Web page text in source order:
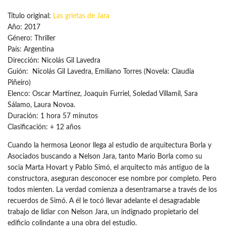
Título original: Las grietas de Jara
Año: 2017
Género: Thriller
País: Argentina
Dirección: Nicolás Gil Lavedra
Guión: Nicolás Gil Lavedra, Emiliano Torres (Novela: Claudia
Piñeiro)
Elenco: Oscar Martínez, Joaquín Furriel, Soledad Villamil, Sara
Sálamo, Laura Novoa.
Duración: 1 hora 57 minutos
Clasificación: + 12 años
Cuando la hermosa Leonor llega al estudio de arquitectura Borla y
Asociados buscando a Nelson Jara, tanto Mario Borla como su
socia Marta Hovart y Pablo Simó, el arquitecto más antiguo de la
constructora, aseguran desconocer ese nombre por completo. Pero
todos mienten. La verdad comienza a desentramarse a través de los
recuerdos de Simó. A él le tocó llevar adelante el desagradable
trabajo de lidiar con Nelson Jara, un indignado propietario del
edificio colindante a una obra del estudio.